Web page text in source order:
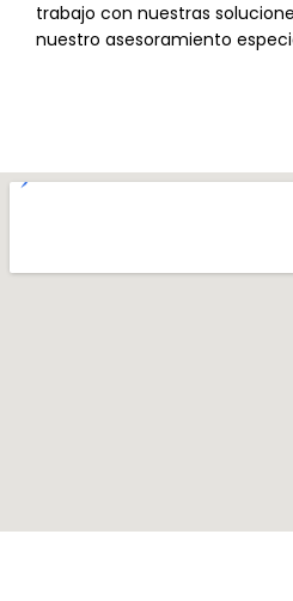
trabajo con nuestras
nuestro asesoramiento